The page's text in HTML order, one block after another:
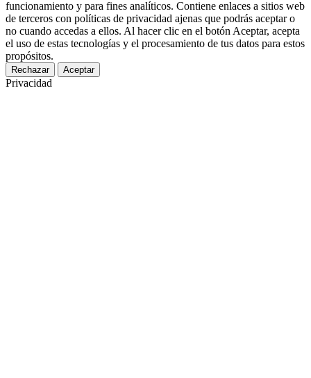
funcionamiento y para fines analíticos. Contiene enlaces a sitios web
de terceros con políticas de privacidad ajenas que podrás aceptar o
no cuando accedas a ellos. Al hacer clic en el botón Aceptar, acepta
el uso de estas tecnologías y el procesamiento de tus datos para estos
propósitos.
Rechazar Aceptar
Privacidad